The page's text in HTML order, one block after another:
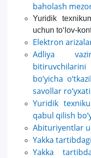
baholash
Yuridik
uchun to‘lov-
Elektron
Adliya
bo‘yicha
savollar ro‘yxati
Yuridik
qabul qilish
Abituriyentlar
Yakka
Yakka